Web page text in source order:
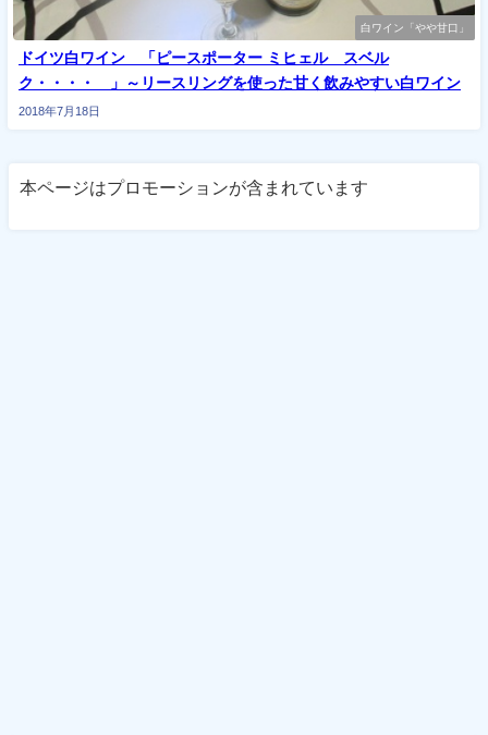
白ワイン「やや甘口」
ドイツ白ワイン 「ピースポーター ミヒェル スベル
ク・・・・ 」～リースリングを使った甘く飲みやすい白ワイン
2018年7月18日
本ページはプロモーションが含まれています